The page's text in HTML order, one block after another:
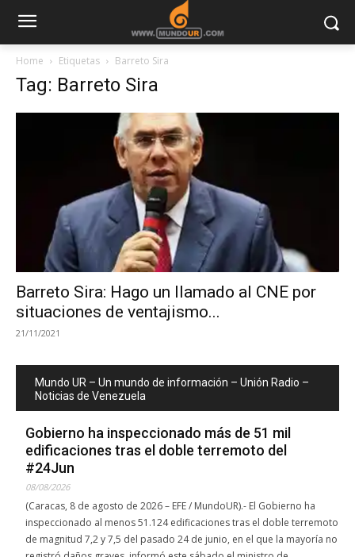
Home Etiquetas Barreto Sira
Tag: Barreto Sira
Barreto Sira: Hago un llamado al CNE por
situaciones de ventajismo...
21/11/2021
Mundo UR – Un mundo de información – Unión Radio –
Noticias de Venezuela
Gobierno ha inspeccionado más de 51 mil
edificaciones tras el doble terremoto del
#24Jun
08/08/2026
(Caracas, 8 de agosto de 2026 – EFE / MundoUR).- El Gobierno ha
inspeccionado al menos 51.124 edificaciones tras el doble terremoto
de magnitud 7,2 y 7,5 del pasado 24 de junio, en el que la mayoría no